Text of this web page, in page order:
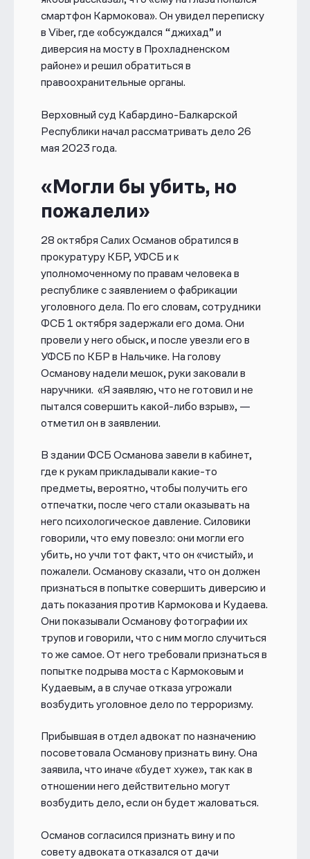
смартфон Кармокова». Он увидел переписку
в Viber, где «обсуждался “джихад” и
диверсия на мосту в Прохладненском
районе» и решил обратиться в
правоохранительные органы.
Верховный суд Кабардино-Балкарской
Республики начал рассматривать дело 26
мая 2023 года.
«Могли бы убить, но
пожалели»
28 октября Салих Османов обратился в
прокуратуру КБР, УФСБ и к
уполномоченному по правам человека в
республике с заявлением о фабрикации
уголовного дела. По его словам, сотрудники
ФСБ 1 октября задержали его дома. Они
провели у него обыск, и после увезли его в
УФСБ по КБР в Нальчике. На голову
Османову надели мешок, руки заковали в
наручники. «Я заявляю, что не готовил и не
пытался совершить какой-либо взрыв», —
отметил он в заявлении.
В здании ФСБ Османова завели в кабинет,
где к рукам прикладывали какие-то
предметы, вероятно, чтобы получить его
отпечатки, после чего стали оказывать на
него психологическое давление. Силовики
говорили, что ему повезло: они могли его
убить, но учли тот факт, что он «чистый», и
пожалели. Османову сказали, что он должен
признаться в попытке совершить диверсию и
дать показания против Кармокова и Кудаева.
Они показывали Османову фотографии их
трупов и говорили, что с ним могло случиться
то же самое. От него требовали признаться в
попытке подрыва моста с Кармоковым и
Кудаевым, а в случае отказа угрожали
возбудить уголовное дело по терроризму.
Прибывшая в отдел адвокат по назначению
посоветовала Османову признать вину. Она
заявила, что иначе «будет хуже», так как в
отношении него действительно могут
возбудить дело, если он будет жаловаться.
Османов согласился признать вину и по
совету адвоката отказался от дачи